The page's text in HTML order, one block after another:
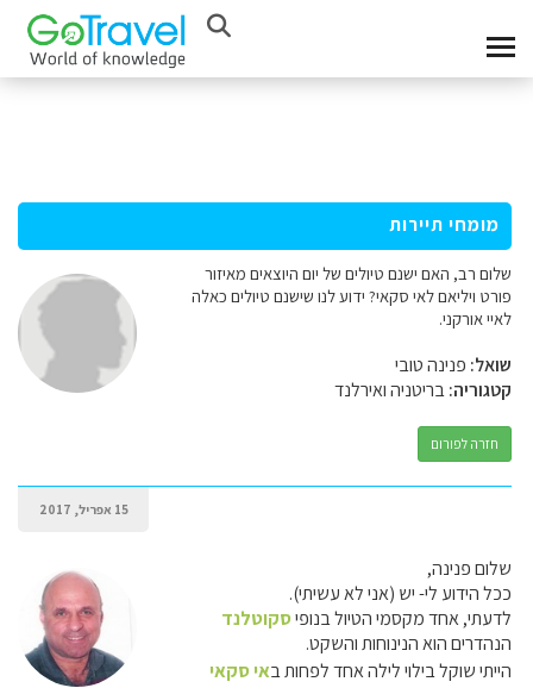
מומחי תיירות
שלום רב, האם ישנם טיולים של יום היוצאים מאיזור
פורט ויליאם לאי סקאי? ידוע לנו שישנם טיולים כאלה
לאיי אורקני.
שואל: פנינה טובי
קטגוריה:בריטניה ואירלנד
חזרה לפורום
15 אפריל, 2017
שלום פנינה,
ככל הידוע לי- יש (אני לא עשיתי).
לדעתי, אחד מקסמי הטיול בנופיסקוטלנד
הנהדרים הוא הנינוחות והשקט.
הייתי שוקל בילוי לילה אחד לפחות באי סקאי